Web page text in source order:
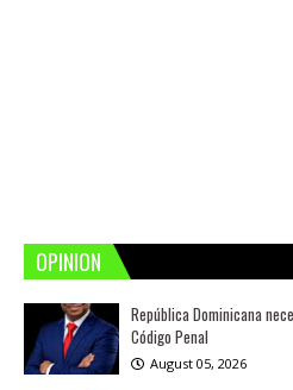
OPINION
República Dominicana
Código Penal
August 05, 2026